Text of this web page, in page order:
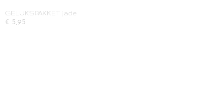
GELUKSPAKKET jade
€ 5,95